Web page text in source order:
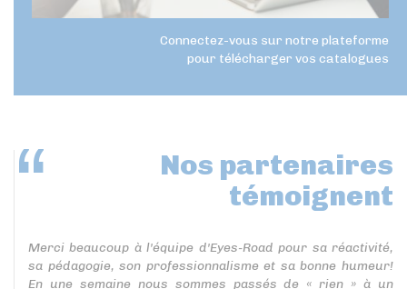
Connectez-vous sur notre plateforme
pour télécharger vos catalogues
Nos partenaires
témoignent
Merci beaucoup à l'équipe d'Eyes-Road pour sa réactivité,
sa pédagogie, son professionnalisme et sa bonne humeur!
En une semaine nous sommes passés de « rien » à un